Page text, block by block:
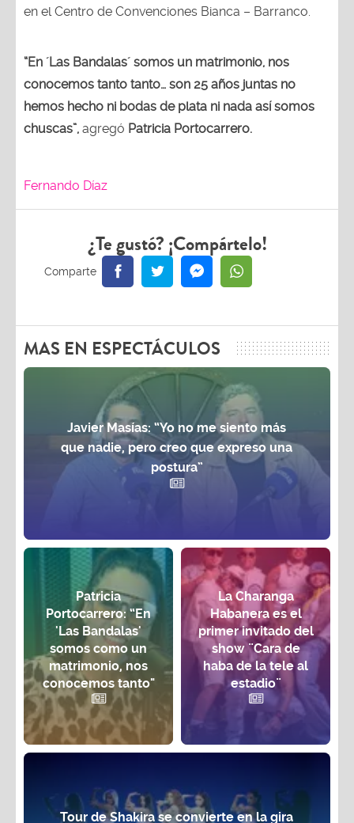
en el Centro de Convenciones Bianca – Barranco.
“En ´Las Bandalas´ somos un matrimonio, nos
conocemos tanto tanto… son 25 años juntas no
hemos hecho ni bodas de plata ni nada así somos
chuscas”, agregó Patricia Portocarrero.
Fernando Díaz
¿Te gustó? ¡Compártelo!
MAS EN ESPECTÁCULOS
Javier Masías: “Yo no me siento más
que nadie, pero creo que expreso una
postura”
Patricia
Portocarrero: “En
'Las Bandalas'
somos como un
matrimonio, nos
conocemos tanto"
La Charanga
Habanera es el
primer invitado del
show ¨Cara de
haba de la tele al
estadio¨
Tour de Shakira se convierte en la gira